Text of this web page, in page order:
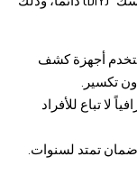
أجهزة كشف
تكسير.
لا تباع للأفراد
تمتد لسنوات.